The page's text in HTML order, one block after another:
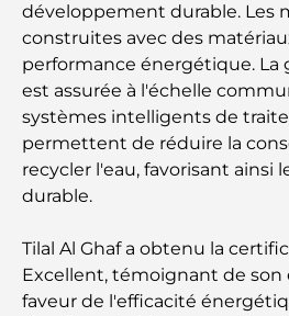
Les meilleures entreprises
Dubaï : un guide complet
Palm Jebel Ali contre Palm
comparaison claire pour
avisés
À la découverte des sites
voyage à travers le temps
développement durable. Les
construites avec des
performance énergétique. La
est assurée à l'échelle
systèmes intelligents de
permettent de réduire la
recycler l'eau, favorisant ainsi
durable.
Tilal Al Ghaf a obtenu la
Excellent, témoignant de
faveur de l'efficacité